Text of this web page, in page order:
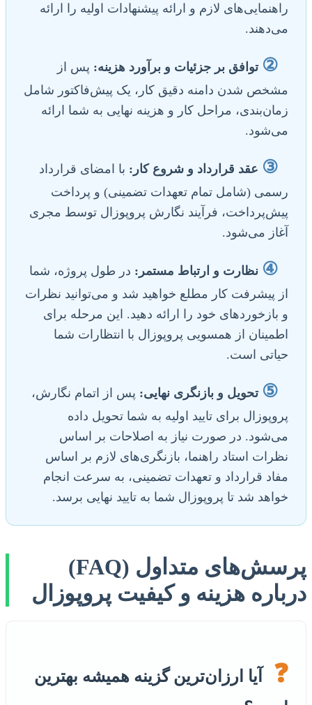
راهنمایی‌های لازم و ارائه پیشنهادات اولیه را ارائه
می‌دهند.
② توافق بر جزئیات و برآورد هزینه: پس از
مشخص شدن دامنه دقیق کار، یک پیش‌فاکتور شامل
زمان‌بندی، مراحل کار و هزینه نهایی به شما ارائه
می‌شود.
③ عقد قرارداد و شروع کار: با امضای قرارداد
رسمی (شامل تمام تعهدات تضمینی) و پرداخت
پیش‌پرداخت، فرآیند نگارش پروپوزال توسط مجری
آغاز می‌شود.
④ نظارت و ارتباط مستمر: در طول پروژه، شما
از پیشرفت کار مطلع خواهید شد و می‌توانید نظرات
و بازخوردهای خود را ارائه دهید. این مرحله برای
اطمینان از همسویی پروپوزال با انتظارات شما
حیاتی است.
⑤ تحویل و بازنگری نهایی: پس از اتمام نگارش،
پروپوزال برای تایید اولیه به شما تحویل داده
می‌شود. در صورت نیاز به اصلاحات بر اساس
نظرات استاد راهنما، بازنگری‌های لازم بر اساس
مفاد قرارداد و تعهدات تضمینی، به سرعت انجام
خواهد شد تا پروپوزال شما به تایید نهایی برسد.
پرسش‌های متداول (FAQ)
درباره هزینه و کیفیت پروپوزال
❓
آیا ارزان‌ترین گزینه همیشه بهترین